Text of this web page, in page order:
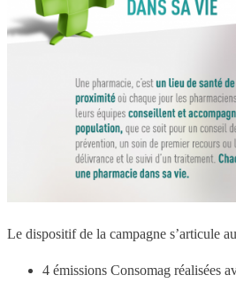
Le dispositif de la campagne s’articule
4 émissions Consomag réalisées